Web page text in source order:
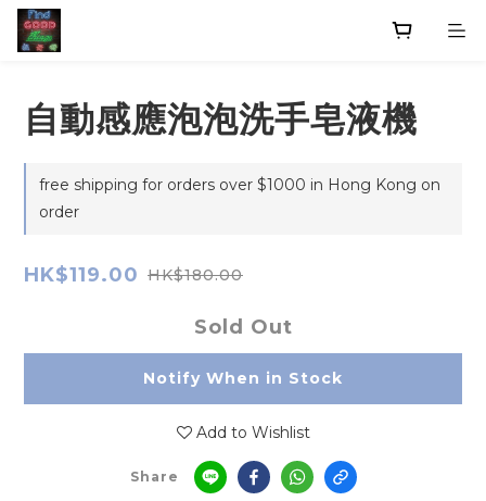
自動感應泡泡洗手皂液機
free shipping for orders over $1000 in Hong Kong on
order
HK$119.00 HK$180.00
Sold Out
Notify When in Stock
Add to Wishlist
Share